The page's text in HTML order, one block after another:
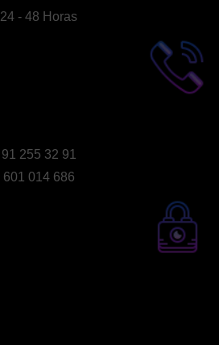
24 - 48 Horas
91 255 32 91
601 014 686